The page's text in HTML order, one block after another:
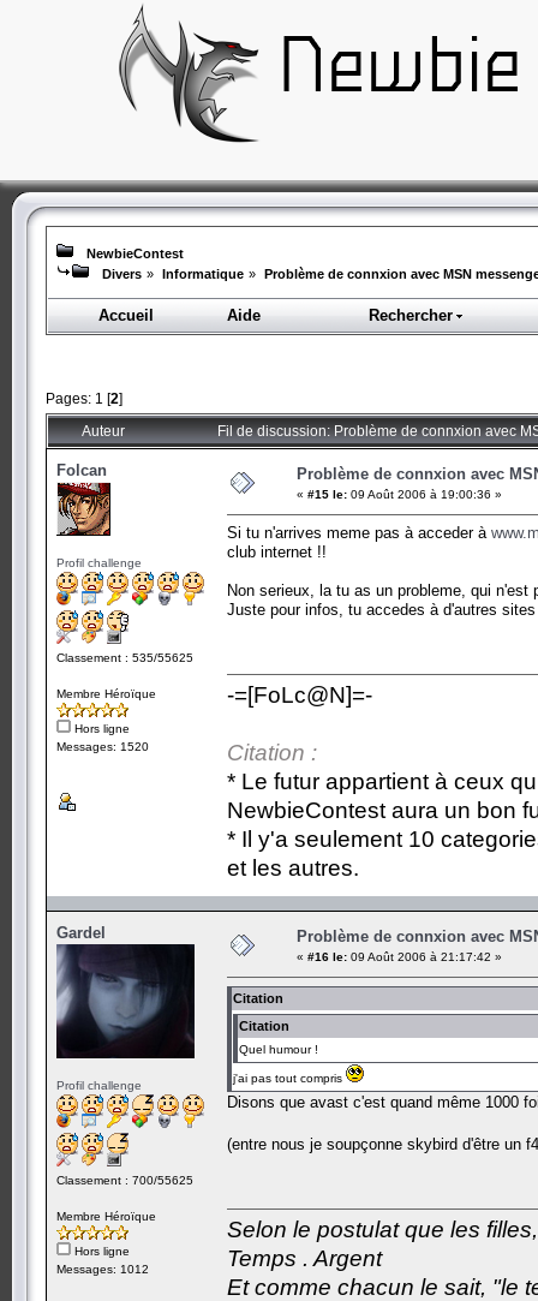
NewbieContest
Divers » Informatique » Problème de connxion avec MSN
Accueil Aide Rechercher
Pages: 1 [2]
Auteur Fil de discussion: Problème de connxion avec
Folcan
Profil challenge
Classement : 535/55625
Membre Héroïque
Hors ligne
Messages: 1520
Problème de connxion avec
« #15 le: 09 Août 2006 à 19:00:36 »
Si tu n'arrives meme pas à acceder à
club internet !!
Non serieux, la tu as un probleme, qui
Juste pour infos, tu accedes à d'autres
-=[FoLc@N]=-
Citation :
* Le futur appartient à ceux
NewbieContest aura un bon
* Il y'a seulement 10
et les autres.
Gardel
Profil challenge
Classement : 700/55625
Membre Héroïque
Hors ligne
Messages: 1012
Problème de connxion avec
« #16 le: 09 Août 2006 à 21:17:42 »
Citation
Citation
Quel humour !
j'ai pas tout compris
Disons que avast c'est quand même 1000
(entre nous je soupçonne skybird d'être un
Selon le postulat que les
Temps . Argent
Et comme chacun le sait, "le